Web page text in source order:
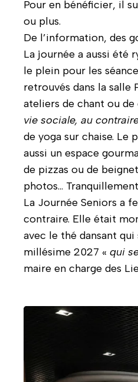
Pour en bénéficier, il
ou plus.
De l’information, des
La journée a aussi été
le plein pour les
retrouvés dans la salle
ateliers de chant ou de
vie sociale, au
de yoga sur chaise.
aussi un espace
de pizzas ou de
photos…
La Journée Seniors a
contraire. Elle était
avec le thé dansant qui
millésime 2027 « qui
maire en charge des